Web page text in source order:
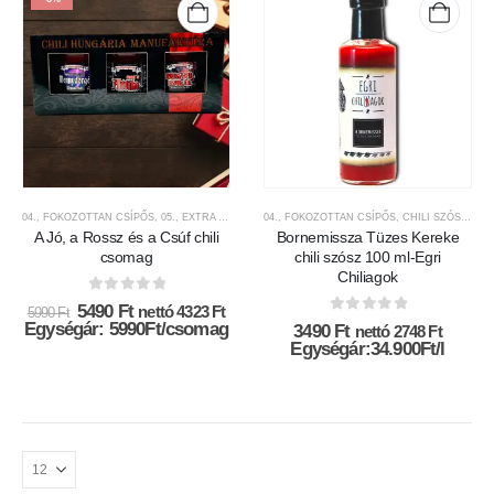
04., FOKOZOTTAN CSÍPŐS 05., EXTRA CSÍPŐS 5.000FT-9.999FT KÖZÖTT,AJÁNDÉK
A Jó, a Rossz és a Csúf chili
csomag
0az 5-ből
5990Ft Original
price
was:
5490 FtCurrent
price
nettó4323 Ft
Egységár: 5990Ft/csomag
04., FOKOZOTTAN CSÍPŐS CHILI SZÓSZOK ÉS KRÉMEK
Bornemissza Tüzes Kereke
chili szósz 100 ml-Egri
Chiliagok
0az 5-ből
3490 Ft nettó2748 Ft
Egységár:34.900Ft/l